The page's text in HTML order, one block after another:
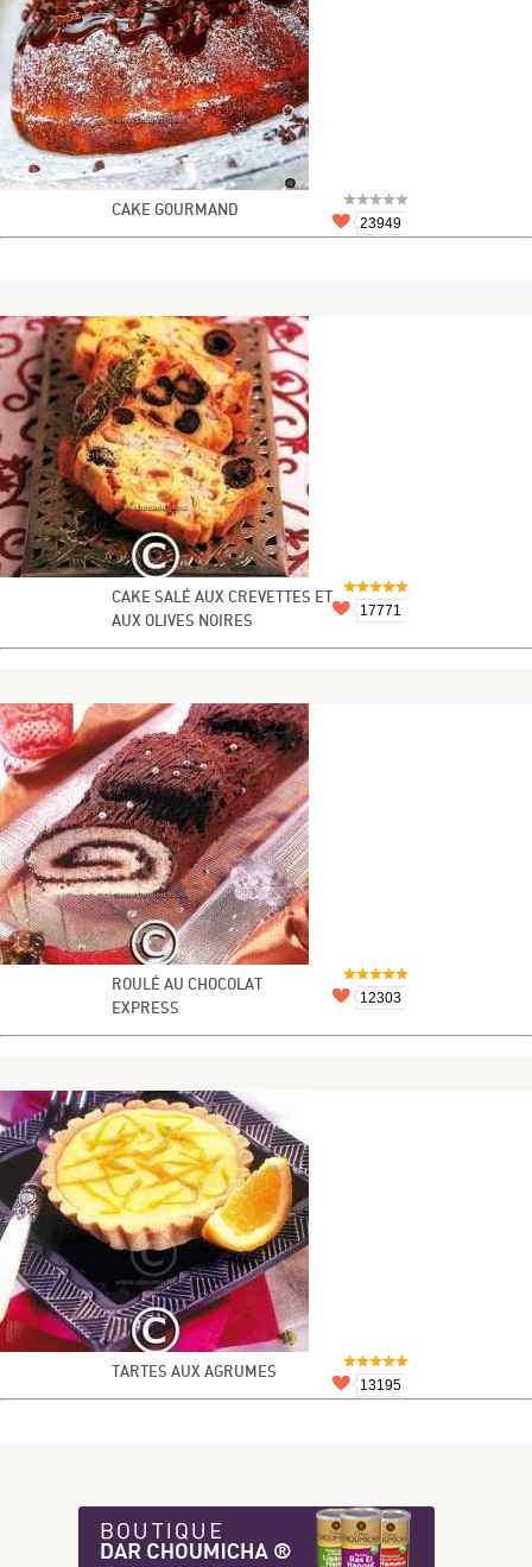
CAKE GOURMAND
23949
CAKE SALÉ AUX CREVETTES ET
AUX OLIVES NOIRES
17771
ROULÉ AU CHOCOLAT
EXPRESS
12303
TARTES AUX AGRUMES
13195